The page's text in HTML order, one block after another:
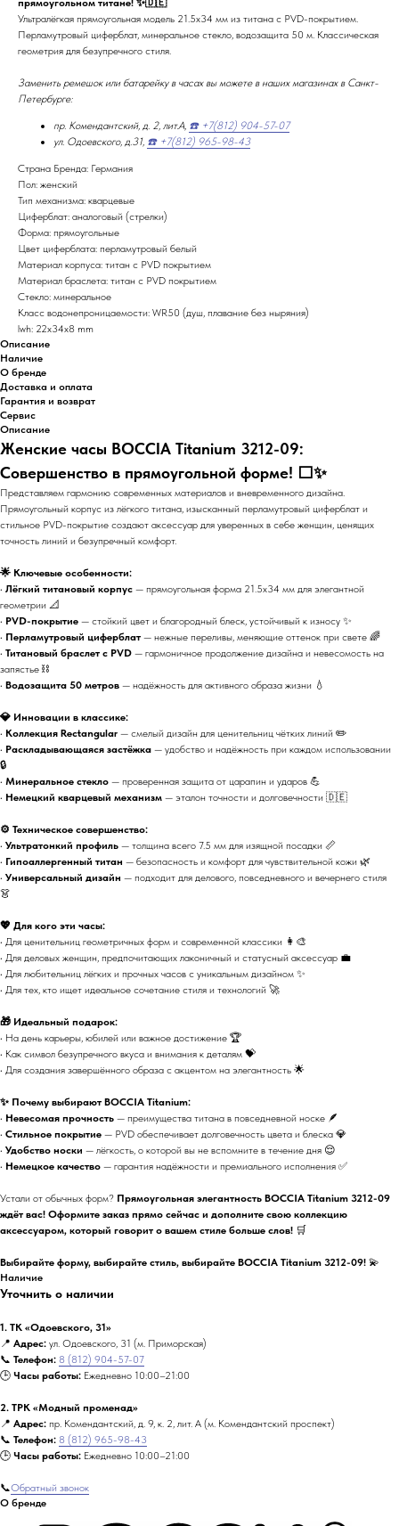
прямоугольном титане! ✨🇩🇪
Ультралёгкая прямоугольная модель 21.5x34 мм из титана с PVD-покрытием.
Перламутровый циферблат, минеральное стекло, водозащита 50 м. Классическая
геометрия для безупречного стиля.
Заменить ремешок или батарейку в часах вы можете в наших магазинах в Санкт-
Петербурге:
пр. Комендантский, д. 2, лит.А, ☎️ +7(812) 904-57-07
ул. Одоевского, д.31, ☎️ +7(812) 965-98-43
Страна Бренда: Германия
Пол: женский
Тип механизма: кварцевые
Циферблат: аналоговый (стрелки)
Форма: прямоугольные
Цвет циферблата: перламутровый белый
Материал корпуса: титан с PVD покрытием
Материал браслета: титан с PVD покрытием
Стекло: минеральное
Класс водонепроницаемости: WR50 (душ, плавание без ныряния)
lwh: 22x34x8 mm
Описание
Наличие
О бренде
Доставка и оплата
Гарантия и возврат
Сервис
Описание
Женские часы BOCCIA Titanium 3212-09:
Совершенство в прямоугольной форме! ⬜✨
Представляем гармонию современных материалов и вневременного дизайна.
Прямоугольный корпус из лёгкого титана, изысканный перламутровый циферблат и
стильное PVD-покрытие создают аксессуар для уверенных в себе женщин, ценящих
точность линий и безупречный комфорт.
🌟 Ключевые особенности:
• Лёгкий титановый корпус — прямоугольная форма 21.5x34 мм для элегантной
геометрии 📐
• PVD-покрытие — стойкий цвет и благородный блеск, устойчивый к износу ✨
• Перламутровый циферблат — нежные переливы, меняющие оттенок при свете 🌈
• Титановый браслет с PVD — гармоничное продолжение дизайна и невесомость на
запястье ⛓️
• Водозащита 50 метров — надёжность для активного образа жизни 💧
💎 Инновации в классике:
• Коллекция Rectangular — смелый дизайн для ценительниц чётких линий ✏️
• Раскладывающаяся застёжка — удобство и надёжность при каждом использовании
🔒
• Минеральное стекло — проверенная защита от царапин и ударов 💪
• Немецкий кварцевый механизм — эталон точности и долговечности 🇩🇪
⚙️ Техническое совершенство:
• Ультратонкий профиль — толщина всего 7.5 мм для изящной посадки 📏
• Гипоаллергенный титан — безопасность и комфорт для чувствительной кожи 🌿
• Универсальный дизайн — подходит для делового, повседневного и вечернего стиля
👗
💖 Для кого эти часы:
• Для ценительниц геометричных форм и современной классики 👩‍🎨
• Для деловых женщин, предпочитающих лаконичный и статусный аксессуар 💼
• Для любительниц лёгких и прочных часов с уникальным дизайном ✨
• Для тех, кто ищет идеальное сочетание стиля и технологий 🚀
🎁 Идеальный подарок:
• На день карьеры, юбилей или важное достижение 🏆
• Как символ безупречного вкуса и внимания к деталям 💝
• Для создания завершённого образа с акцентом на элегантность 🌟
✨ Почему выбирают BOCCIA Titanium:
• Невесомая прочность — преимущества титана в повседневной носке 🪶
• Стильное покрытие — PVD обеспечивает долговечность цвета и блеска 💎
• Удобство носки — лёгкость, о которой вы не вспомните в течение дня 😌
• Немецкое качество — гарантия надёжности и премиального исполнения ✅
Устали от обычных форм? Прямоугольная элегантность BOCCIA Titanium 3212-09
ждёт вас! Оформите заказ прямо сейчас и дополните свою коллекцию
аксессуаром, который говорит о вашем стиле больше слов! 🛒
Выбирайте форму, выбирайте стиль, выбирайте BOCCIA Titanium 3212-09! 💫
Наличие
Уточнить о наличии
1. ТК «Одоевского, 31»
📍 Адрес: ул. Одоевского, 31 (м. Приморская)
📞 Телефон: 8 (812) 904-57-07
🕒 Часы работы: Ежедневно 10:00–21:00
2. ТРК «Модный променад»
📍 Адрес: пр. Комендантский, д. 9, к. 2, лит. А (м. Комендантский проспект)
📞 Телефон: 8 (812) 965-98-43
🕒 Часы работы: Ежедневно 10:00–21:00
📞Обратный звонок
О бренде